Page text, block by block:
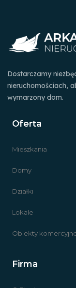
Dostarczamy
nieruchomościach,
wymarzony dom.
Oferta
Mieszkania
Domy
Działki
Lokale
Obiekty
Firma